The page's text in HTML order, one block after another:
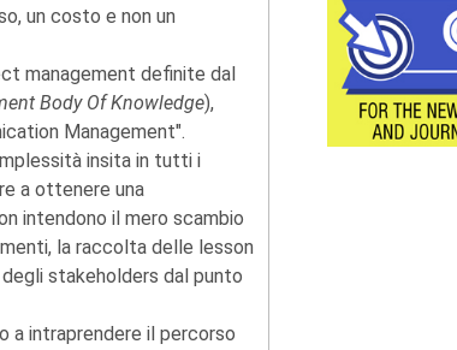
un costo e non un
management definite dal
Body Of Knowledge),
Management".
insita in tutti i
a ottenere una
intendono il mero scambio
la raccolta delle lesson
stakeholders dal punto
a intraprendere il percorso